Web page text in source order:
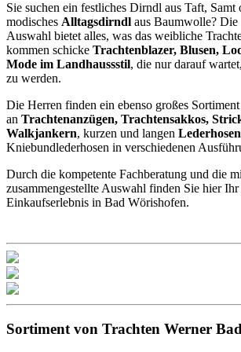
Sie suchen ein festliches Dirndl aus Taft, Samt
modisches Alltagsdirndl aus Baumwolle? Die
Auswahl bietet alles, was das weibliche
kommen schicke Trachtenblazer, Blusen,
Mode im Landhaussstil, die nur darauf
zu werden.
Die Herren finden ein ebenso großes Sortiment
an Trachtenanzügen, Trachtensakkos,
Walkjankern, kurzen und langen Lederhosen
Kniebundlederhosen in verschiedenen
Durch die kompetente Fachberatung und die
zusammengestellte Auswahl finden Sie hier Ihr
Einkaufserlebnis in Bad Wörishofen.
Sortiment von Trachten Werner